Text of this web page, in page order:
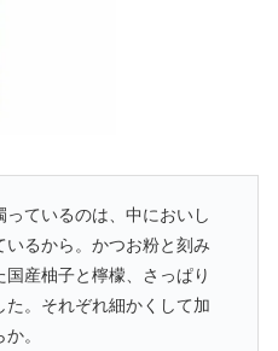
ているのは、中においし
るから。かつお粉と刻み
産柚子と檸檬、さっぱり
た。それぞれ細かくして加
。